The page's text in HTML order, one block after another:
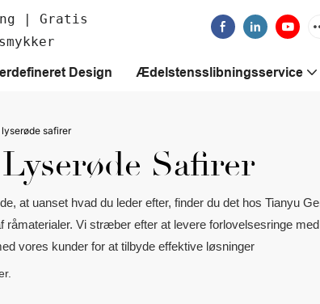
| Gratis
Design Ædelstensslibningsservice
safirer
Safirer
at uanset hvad du leder efter, finder du det hos Tianyu
Vi stræber efter at levere forlovelsesringe
vores kunder for at tilbyde effektive løsninger